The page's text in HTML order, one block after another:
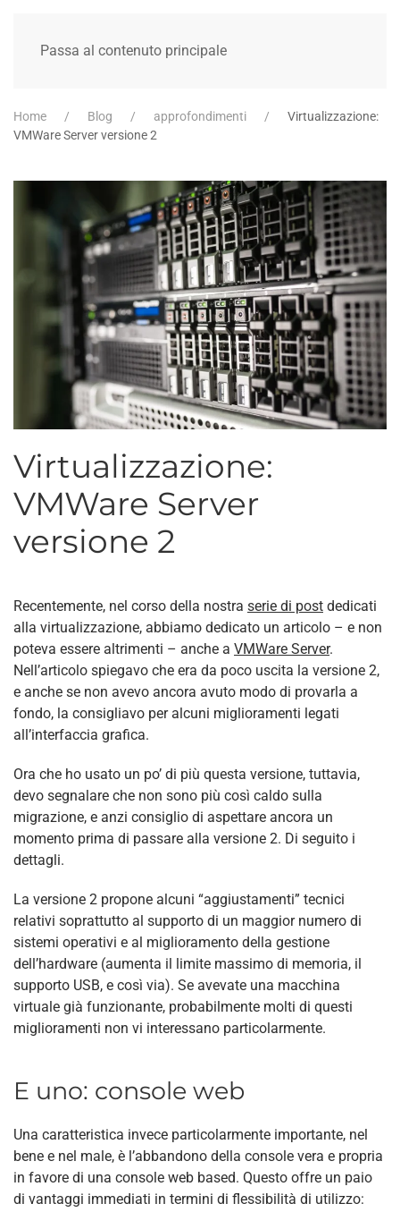
Passa al contenuto principale
Home Blog approfondimenti
Virtualizzazione:
VMWare Server versione 2
Virtualizzazione:
VMWare Server
versione 2
Recentemente, nel corso della nostra serie di post dedicati
alla virtualizzazione, abbiamo dedicato un articolo – e non
poteva essere altrimenti – anche a VMWare Server.
Nell’articolo spiegavo che era da poco uscita la versione 2,
e anche se non avevo ancora avuto modo di provarla a
fondo, la consigliavo per alcuni miglioramenti legati
all’interfaccia grafica.
Ora che ho usato un po’ di più questa versione, tuttavia,
devo segnalare che non sono più così caldo sulla
migrazione, e anzi consiglio di aspettare ancora un
momento prima di passare alla versione 2. Di seguito i
dettagli.
La versione 2 propone alcuni “aggiustamenti” tecnici
relativi soprattutto al supporto di un maggior numero di
sistemi operativi e al miglioramento della gestione
dell’hardware (aumenta il limite massimo di memoria, il
supporto USB, e così via). Se avevate una macchina
virtuale già funzionante, probabilmente molti di questi
miglioramenti non vi interessano particolarmente.
E uno: console web
Una caratteristica invece particolarmente importante, nel
bene e nel male, è l’abbandono della console vera e propria
in favore di una console web based. Questo offre un paio
di vantaggi immediati in termini di flessibilità di utilizzo: